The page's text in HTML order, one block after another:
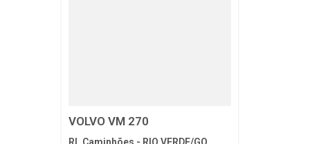
VOLVO VM 270